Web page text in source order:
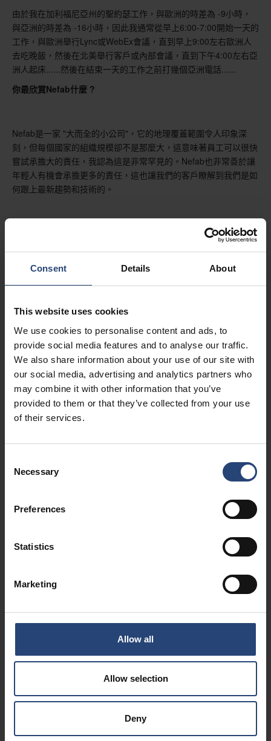
Consent Details About
This website uses cookies
We use cookies to personalise content and ads, to
provide social media features and to analyse our traffic.
We also share information about your use of our site with
our social media, advertising and analytics partners who
may combine it with other information that you’ve
provided to them or that they’ve collected from your use
of their services.
Selection
Necessary
Preferences
Statistics
Marketing
Allow all
Allow selection
Deny
由於我在加利福尼亞州的聖約瑟工作，與歐洲的時差為 -9小時，
與亞洲的時差為 -16小時，因此我通常從早上6:00-7:00開始一天的
工作，與歐洲舉行Lync或WebEx會議，直到早上9:00左右歐洲人
去吃晚飯，然後在北美舉行客戶或內部會議，直到下午4:00左右亞
洲人起床......然後在結束一天的工作之前打幾個亞洲電話......
你最欣賞Nefab什麼 ?
Nefab是一家 "大而全的小公司"，它的地理覆蓋範圍令人印象深
刻，但每個國家的組織規模卻不是那麼大，這意味著員工可以很快
嘗試承擔大的責任，我認為這是非常罕見的。Nefab也非常善於讓
年輕人有機會承擔更多的責任，這也讓我們的客戶瞭解到我們是如
何跟上最新趨勢和技術的。
您從 2002 年的實習生做起，現在已經是Nefab集團企業領導團隊
國，本來是去執行為期一年的任務，但最終我在那裡呆了七年，獲
部門之一，包括一個大型製造部門。這使我對在低成本國家工作有
了紮實的瞭解，在這些國家，大部分技術設備（如電信無線電設備
和資料通信伺服器）的製造都是在低成本國家進行的。我在亞洲工
作的歲月為我打下了堅實的基礎，當Nefab計畫成立電信和資料通
信全球分部團隊時，我很自然地答應了。
對於剛畢業的學生來說，全球實習生計畫是進入Nefab的一個很好
門和職能，我認為這可以讓你從根本上瞭解Nefab到底是一家什麼
Nefab 是一家名副其實的全球性公司，但要建立起所需的人際關係
網並非易事，除非你自己主動出擊，積極結識公司各部門的人員。
路。在專案期間，你有機會結識來自不同職能部門的資深人士，當
你在 Nefab 接受新的挑戰時，這個人脈網路將對你非常有價值。
你為什麼要推薦某人加入 Nefab的全球實習生計劃？